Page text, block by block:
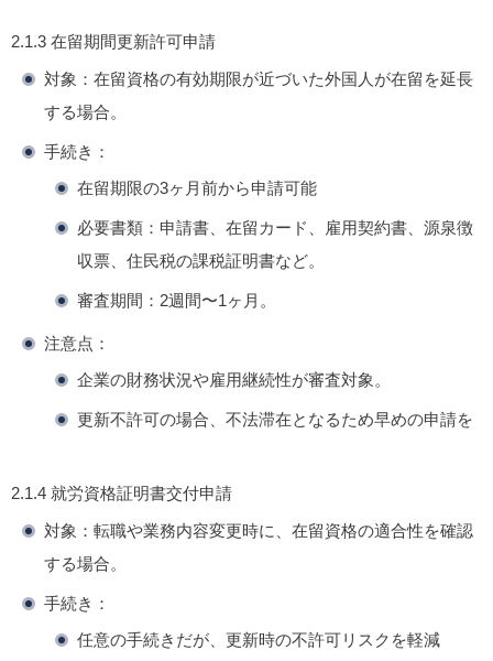
2.1.3 在留期間更新許可申請
対象 ：在留資格の有効期限が近づいた外国人が在留を延長
する場合。
手続き ：
在留期限の3ヶ月前から申請可能
必要書類：申請書、在留カード、雇用契約書、源泉徴
収票、住民税の課税証明書など。
審査期間：2週間〜1ヶ月。
注意点 ：
企業の財務状況や雇用継続性が審査対象。
更新不許可の場合、不法滞在となるため早めの申請を
2.1.4 就労資格証明書交付申請
対象 ：転職や業務内容変更時に、在留資格の適合性を確認
する場合。
手続き ：
任意の手続きだが、更新時の不許可リスクを軽減